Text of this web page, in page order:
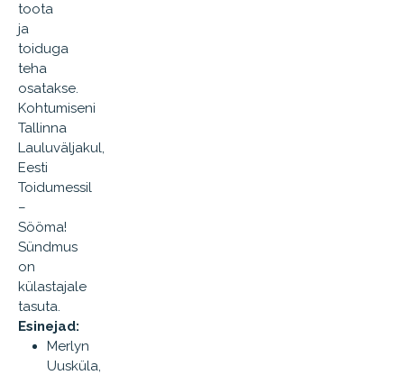
toota
ja
toiduga
teha
osatakse.
Kohtumiseni
Tallinna
Lauluväljakul,
Eesti
Toidumessil
–
Sööma!
Sündmus
on
külastajale
tasuta.
Esinejad:
Merlyn
Uusküla,